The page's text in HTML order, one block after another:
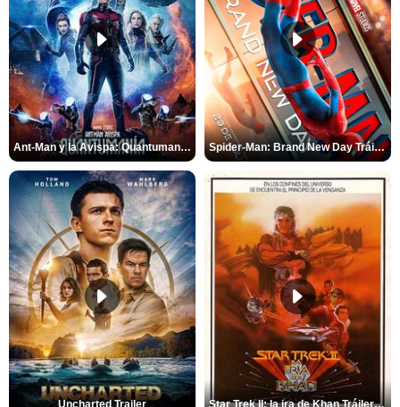
Ant-Man y la Avispa: Quantumanía Tráiler (2) Spider-Man: Brand New Day Tráiler (3)
Uncharted Trailer Star Trek II: la ira de Khan Tráiler VO